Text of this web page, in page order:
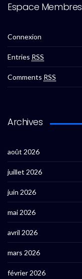
Espace Membres
Connexion
Entries RSS
Comments RSS
Archives
août 2026
juillet 2026
juin 2026
mai 2026
avril 2026
mars 2026
février 2026